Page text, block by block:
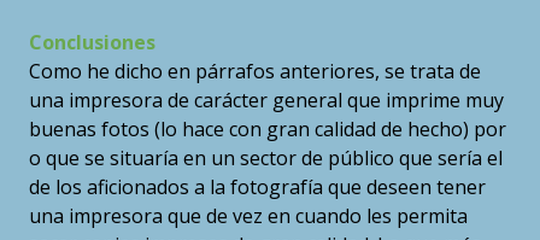
Conclusiones
Como he dicho en párrafos anteriores, se trata de
una impresora de carácter general que imprime muy
buenas fotos (lo hace con gran calidad de hecho) por
o que se situaría en un sector de público que sería el
de los aficionados a la fotografía que deseen tener
una impresora que de vez en cuando les permita